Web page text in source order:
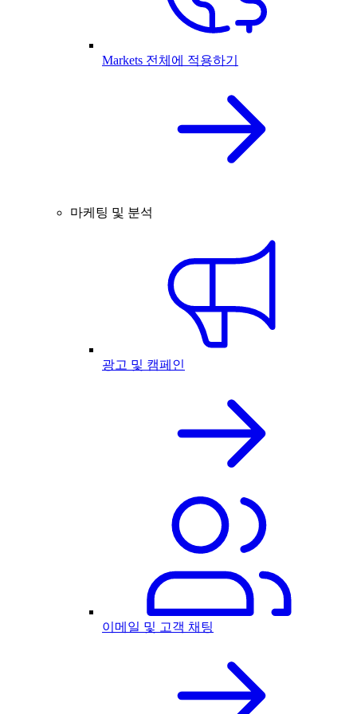
Markets 전체에 적용하기
마케팅 및 분석
광고 및 캠페인
이메일 및 고객 채팅